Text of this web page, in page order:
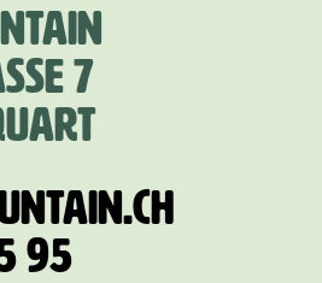
7
95